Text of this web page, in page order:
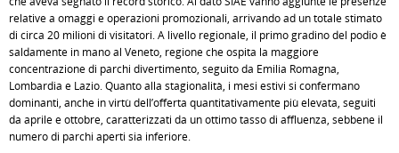
relative a omaggi e operazioni promozionali, arrivando ad un totale stimato
di circa 20 milioni di visitatori. A livello regionale, il primo gradino del podio è
saldamente in mano al Veneto, regione che ospita la maggiore
concentrazione di parchi divertimento, seguito da Emilia Romagna,
Lombardia e Lazio. Quanto alla stagionalità, i mesi estivi si confermano
dominanti, anche in virtù dell’offerta quantitativamente più elevata, seguiti
da aprile e ottobre, caratterizzati da un ottimo tasso di affluenza, sebbene il
numero di parchi aperti sia inferiore.